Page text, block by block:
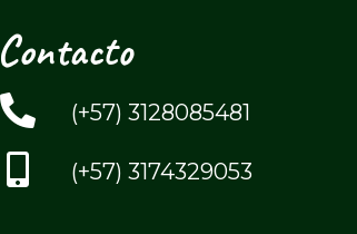
Contacto
(+57) 3128085481
(+57) 3174329053